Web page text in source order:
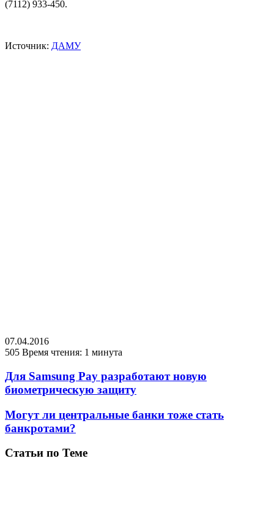
(7112) 933-450.
Источник: ДАМУ
07.04.2016
505 Время чтения: 1 минута
Для Samsung Pay разработают новую
биометрическую защиту
Могут ли центральные банки тоже стать
банкротами?
Статьи по Теме